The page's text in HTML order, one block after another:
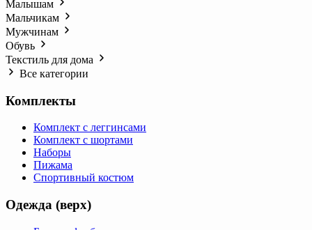
Малышам
Мальчикам
Мужчинам
Обувь
Текстиль для дома
Все категории
Комплекты
Комплект с леггинсами
Комплект с шортами
Наборы
Пижама
Спортивный костюм
Одежда (верх)